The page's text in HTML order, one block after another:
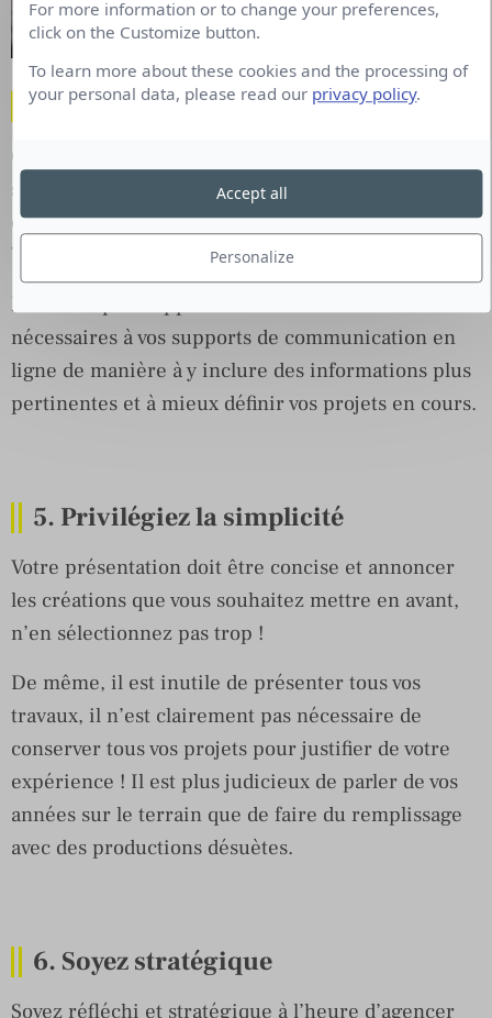
4. Ayez le soucis du détail
Gardez en tête qu’un client potentiel ne
s’intéressera pas seulement à votre travail. Qu’en
est-il de votre site web et de vos réseaux sociaux ?
Votre bio est-elle à jour ?
N’hésitez pas à apporter les modifications
nécessaires à vos supports de communication en
ligne de manière à y inclure des informations plus
pertinentes et à mieux définir vos projets en cours.
5. Privilégiez la simplicité
Votre présentation doit être concise et annoncer
les créations que vous souhaitez mettre en avant,
n’en sélectionnez pas trop !
De même, il est inutile de présenter tous vos
travaux, il n’est clairement pas nécessaire de
conserver tous vos projets pour justifier de votre
expérience ! Il est plus judicieux de parler de vos
années sur le terrain que de faire du remplissage
avec des productions désuètes.
6. Soyez stratégique
Soyez réfléchi et stratégique à l’heure d’agencer
For more information or to change your preferences,
click on the Customize button.
To learn more about these cookies and the processing of
your personal data, please read our privacy policy.
Personalize
Accept all